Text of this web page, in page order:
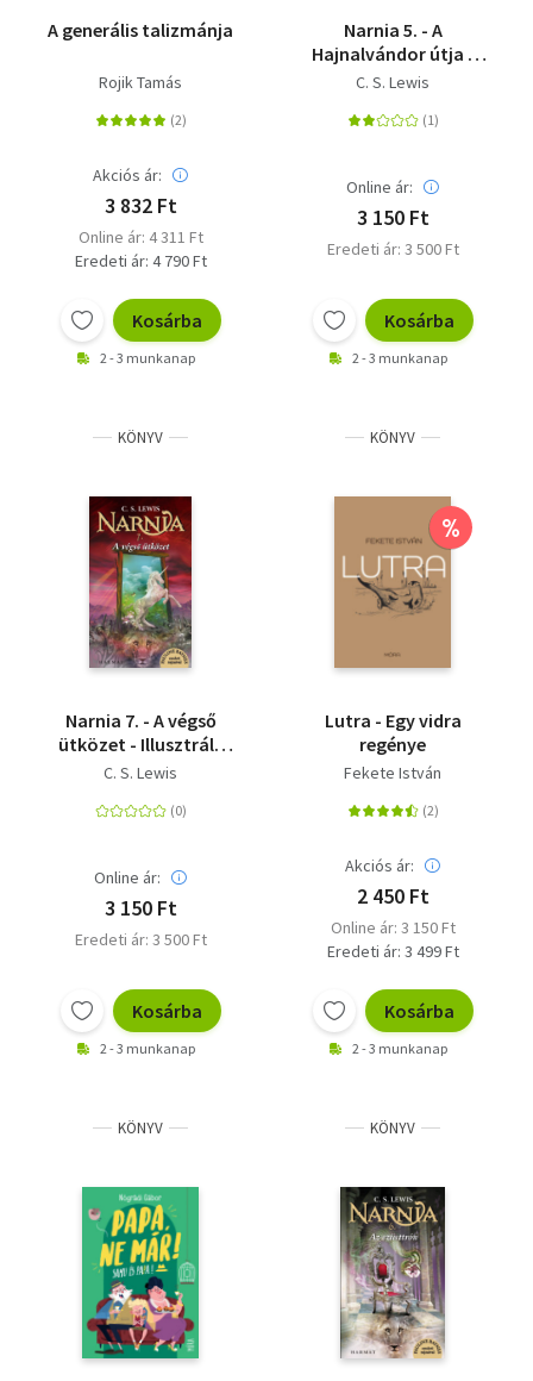
A generális talizmánja
Rojik Tamás
Akciós ár:
3 832 Ft
Online ár: 4 311 Ft
Eredeti ár: 4 790 Ft
Kosárba
2 - 3 munkanap
Narnia 5. - A
Hajnalvándor útja -
Illusztrált kiadás
C. S. Lewis
Online ár:
3 150 Ft
Eredeti ár: 3 500 Ft
Kosárba
2 - 3 munkanap
KÖNYV
Narnia 7. - A végső
ütközet - Illusztrált
kiadás
C. S. Lewis
Online ár:
3 150 Ft
Eredeti ár: 3 500 Ft
Kosárba
2 - 3 munkanap
KÖNYV
%
Lutra - Egy vidra
regénye
Fekete István
Akciós ár:
2 450 Ft
Online ár: 3 150 Ft
Eredeti ár: 3 499 Ft
Kosárba
2 - 3 munkanap
KÖNYV KÖNYV